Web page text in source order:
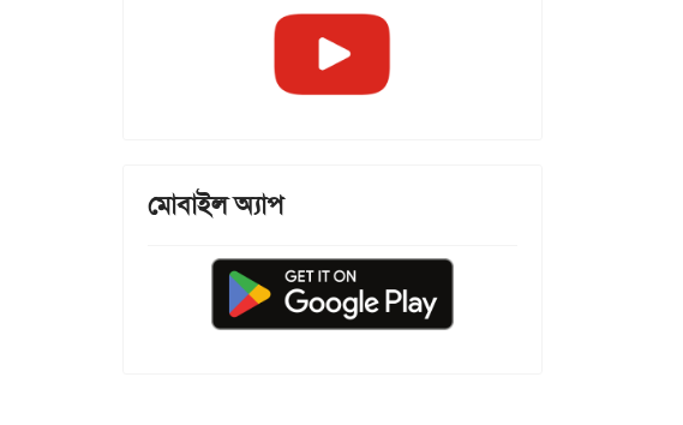
মোবাইল অ্যাপ